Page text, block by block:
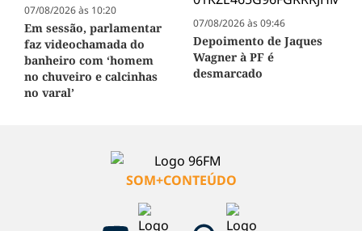
07/08/2026 às 10:20
Em sessão, parlamentar
faz videochamada do
banheiro com ‘homem
no chuveiro e calcinhas
no varal’
07/08/2026 às 09:46
Depoimento de Jaques
Wagner à PF é
desmarcado
SOM+CONTEÚDO